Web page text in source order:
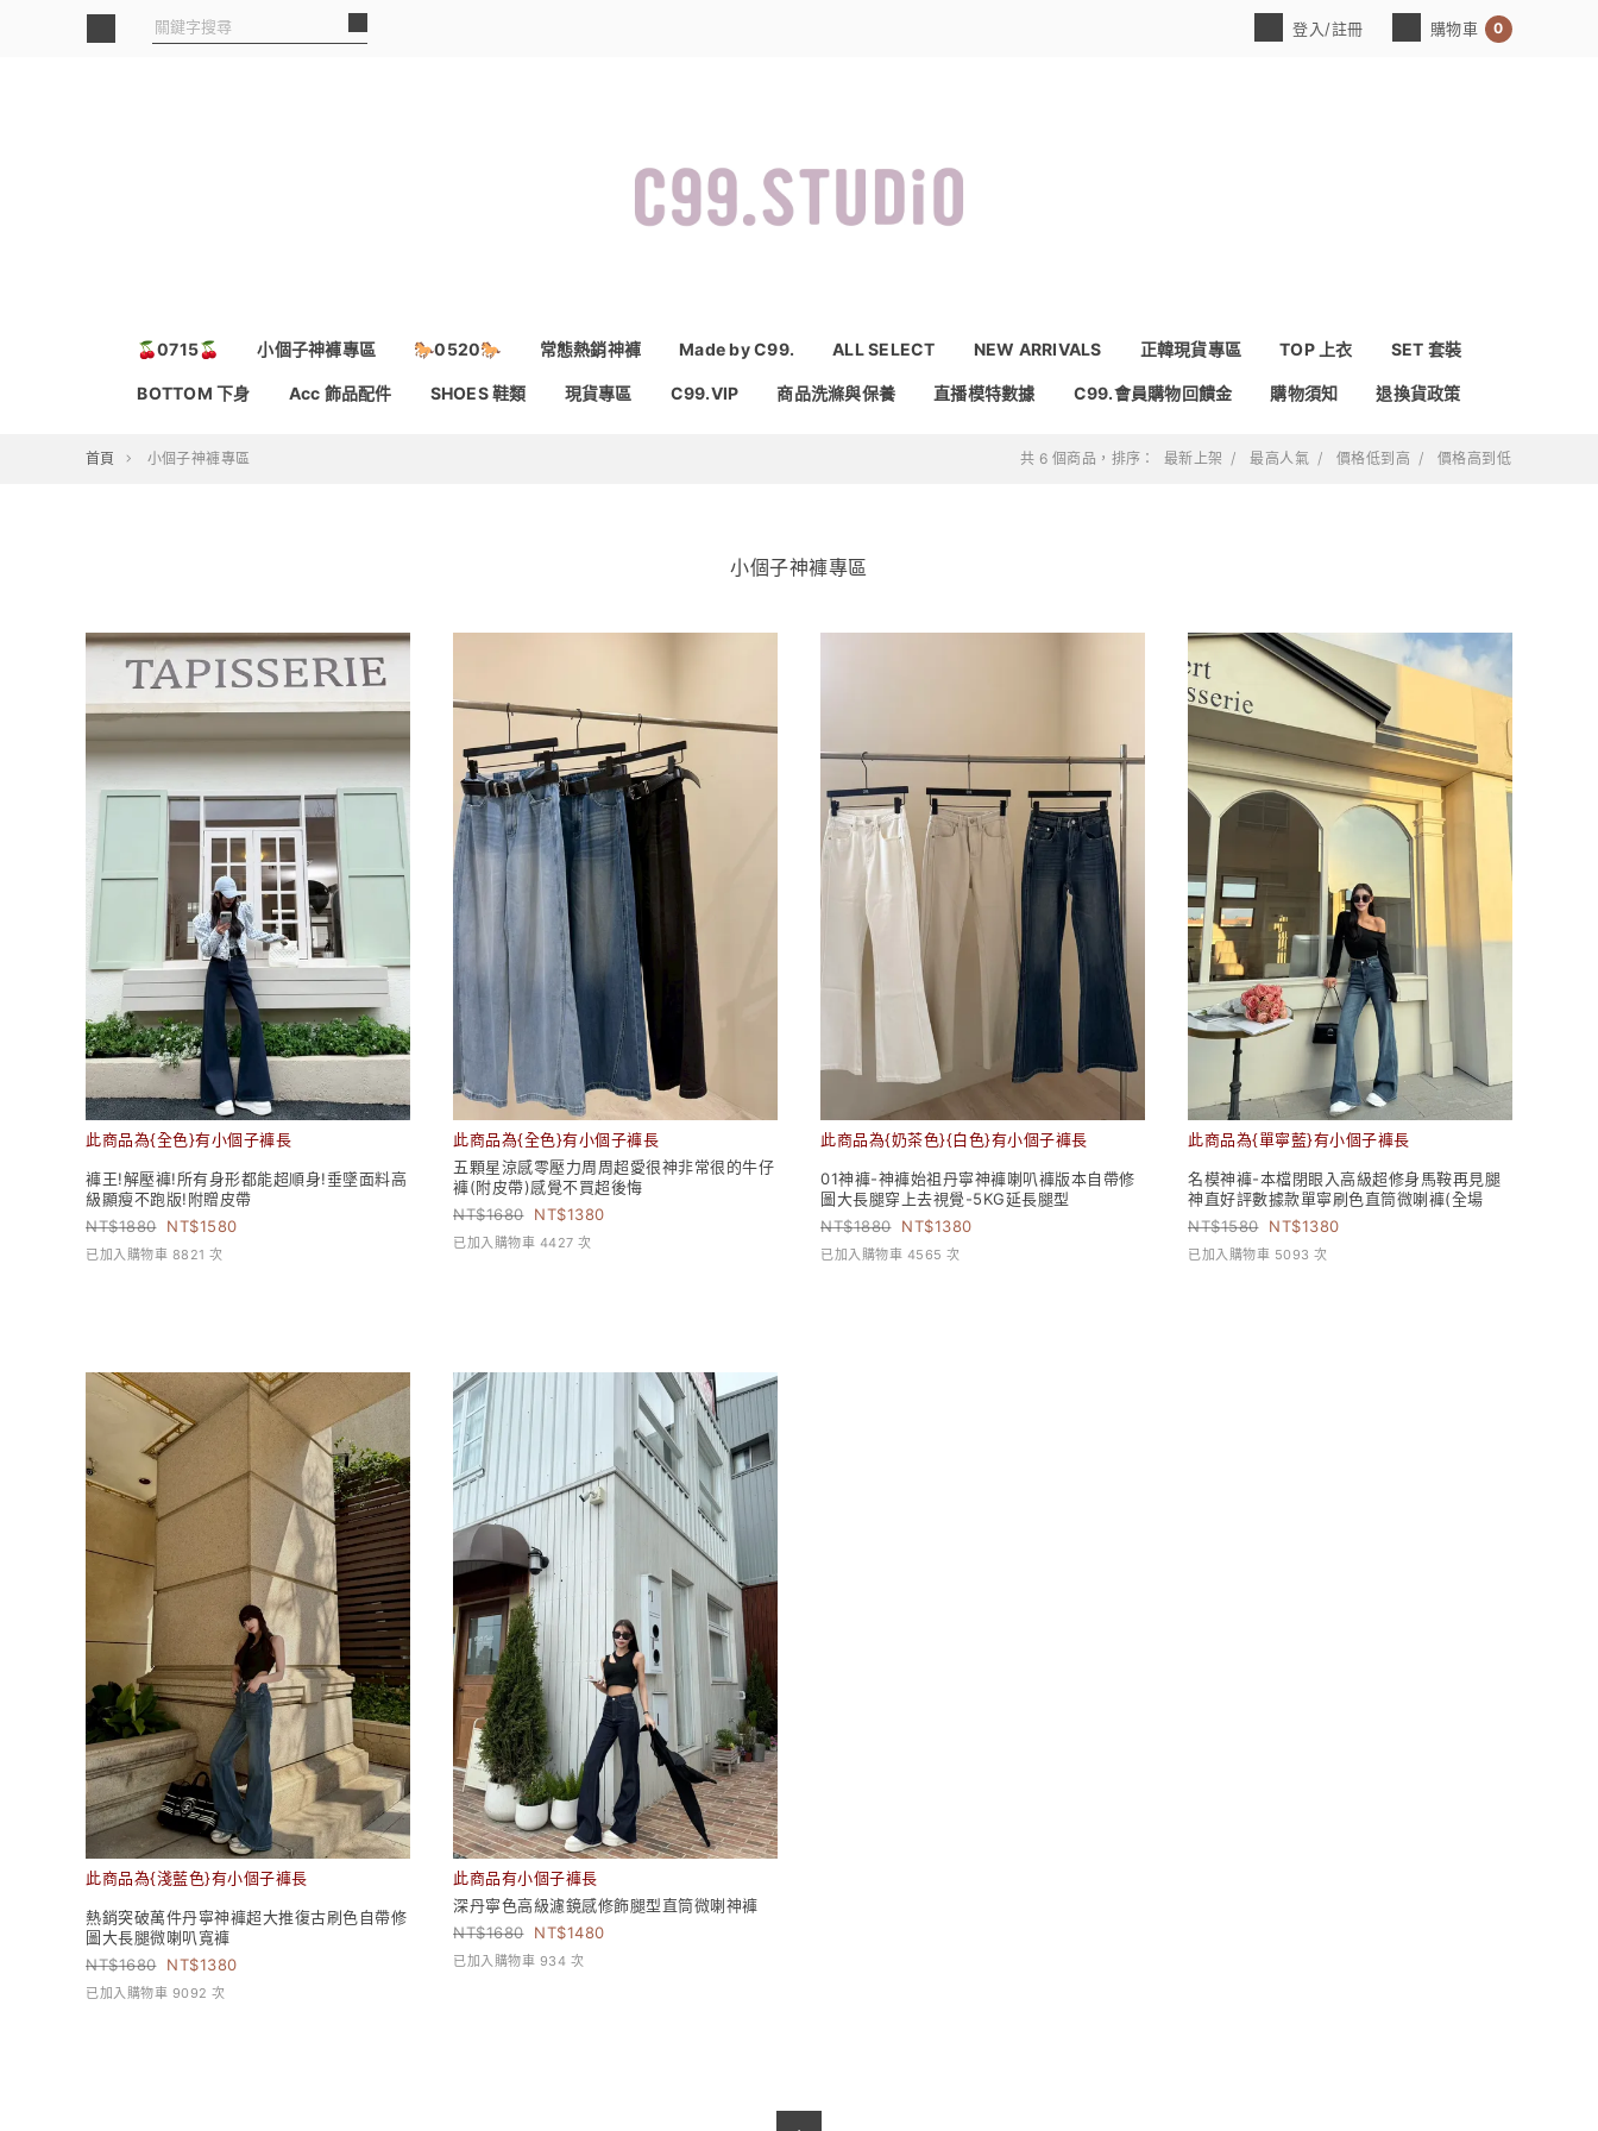
登入/註冊 購物車 0
🍒0715🍒 小個子神褲專區 🐎0520🐎 常態熱銷神褲 Made by C99. ALL SELECT NEW ARRIVALS 正韓現貨專區 TOP 上衣 SET 套裝
BOTTOM 下身 Acc 飾品配件 SHOES 鞋類 現貨專區 C99.VIP 商品洗滌與保養 直播模特數據 C99.會員購物回饋金 購物須知 退換貨政策
首頁 小個子神褲專區 共 6 個商品，排序： 最新上架 最高人氣 價格低到高 價格高到低
小個子神褲專區
此商品為{全色}有小個子褲長
褲王!解壓褲!所有身形都能超順身!垂墜面料高
級顯瘦不跑版!附贈皮帶
1880
1580
已加入購物車 8821 次
此商品為{全色}有小個子褲長
五顆星涼感零壓力周周超愛很神非常很的牛仔
褲(附皮帶)感覺不買超後悔
1680
1380
已加入購物車 4427 次
此商品為{奶茶色}{白色}有小個子褲長
01神褲-神褲始祖丹寧神褲喇叭褲版本自帶修
圖大長腿穿上去視覺-5KG延長腿型
1880
1380
已加入購物車 4565 次
此商品為{單寧藍}有小個子褲長
名模神褲-本檔閉眼入高級超修身馬鞍再見腿
神直好評數據款單寧刷色直筒微喇褲(全場
1580
1380
已加入購物車 5093 次
此商品為{淺藍色}有小個子褲長
熱銷突破萬件丹寧神褲超大推復古刷色自帶修
圖大長腿微喇叭寬褲
1680
1380
已加入購物車 9092 次
此商品有小個子褲長
深丹寧色高級濾鏡感修飾腿型直筒微喇神褲
1680
1480
已加入購物車 934 次